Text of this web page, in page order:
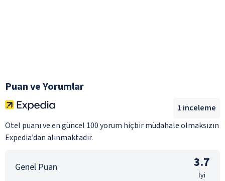
Puan ve Yorumlar
Otel puanı ve en güncel 100 yorum hiçbir müdahale olmaksızın
Expedia’dan alınmaktadır.
1 inceleme
Genel Puan 3.7
İyi